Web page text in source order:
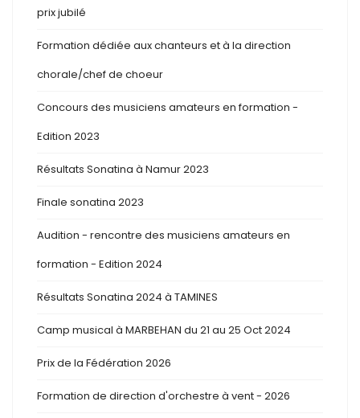
prix jubilé
Formation dédiée aux chanteurs et à la direction
chorale/chef de choeur
Concours des musiciens amateurs en formation -
Edition 2023
Résultats Sonatina à Namur 2023
Finale sonatina 2023
Audition - rencontre des musiciens amateurs en
formation - Edition 2024
Résultats Sonatina 2024 à TAMINES
Camp musical à MARBEHAN du 21 au 25 Oct 2024
Prix de la Fédération 2026
Formation de direction d'orchestre à vent - 2026